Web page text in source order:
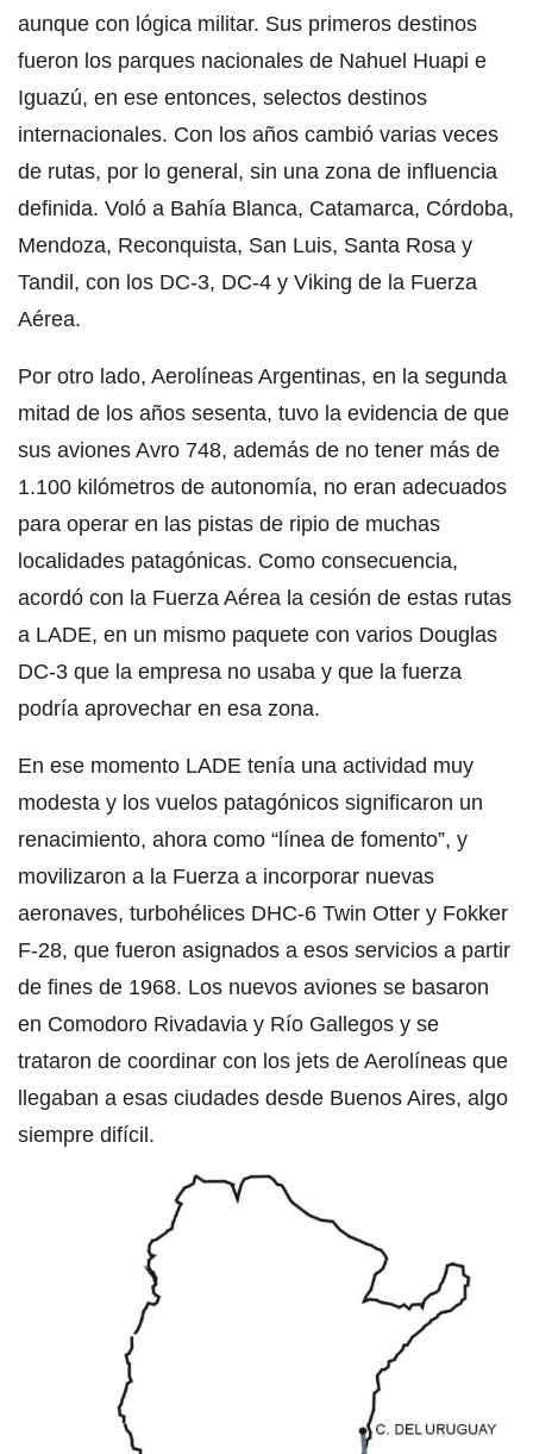
aunque con lógica militar. Sus primeros destinos
fueron los parques nacionales de Nahuel Huapi e
Iguazú, en ese entonces, selectos destinos
internacionales. Con los años cambió varias veces
de rutas, por lo general, sin una zona de influencia
definida. Voló a Bahía Blanca, Catamarca, Córdoba,
Mendoza, Reconquista, San Luis, Santa Rosa y
Tandil, con los DC-3, DC-4 y Viking de la Fuerza
Aérea.
Por otro lado, Aerolíneas Argentinas, en la segunda
mitad de los años sesenta, tuvo la evidencia de que
sus aviones Avro 748, además de no tener más de
1.100 kilómetros de autonomía, no eran adecuados
para operar en las pistas de ripio de muchas
localidades patagónicas. Como consecuencia,
acordó con la Fuerza Aérea la cesión de estas rutas
a LADE, en un mismo paquete con varios Douglas
DC-3 que la empresa no usaba y que la fuerza
podría aprovechar en esa zona.
En ese momento LADE tenía una actividad muy
modesta y los vuelos patagónicos significaron un
renacimiento, ahora como “línea de fomento”, y
movilizaron a la Fuerza a incorporar nuevas
aeronaves, turbohélices DHC-6 Twin Otter y Fokker
F-28, que fueron asignados a esos servicios a partir
de fines de 1968. Los nuevos aviones se basaron
en Comodoro Rivadavia y Río Gallegos y se
trataron de coordinar con los jets de Aerolíneas que
llegaban a esas ciudades desde Buenos Aires, algo
siempre difícil.